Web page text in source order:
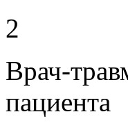
2
Врач-
пациента